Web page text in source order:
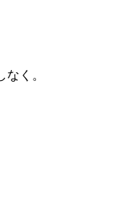
く。